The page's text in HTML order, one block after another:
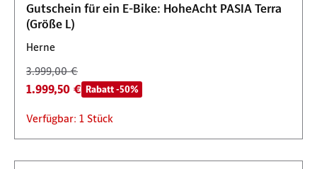
Gutschein für ein E-Bike: HoheAcht PASIA Terra
(Größe L)
Herne
3.999,00 €
1.999,50 € Rabatt -50%
Verfügbar: 1 Stück